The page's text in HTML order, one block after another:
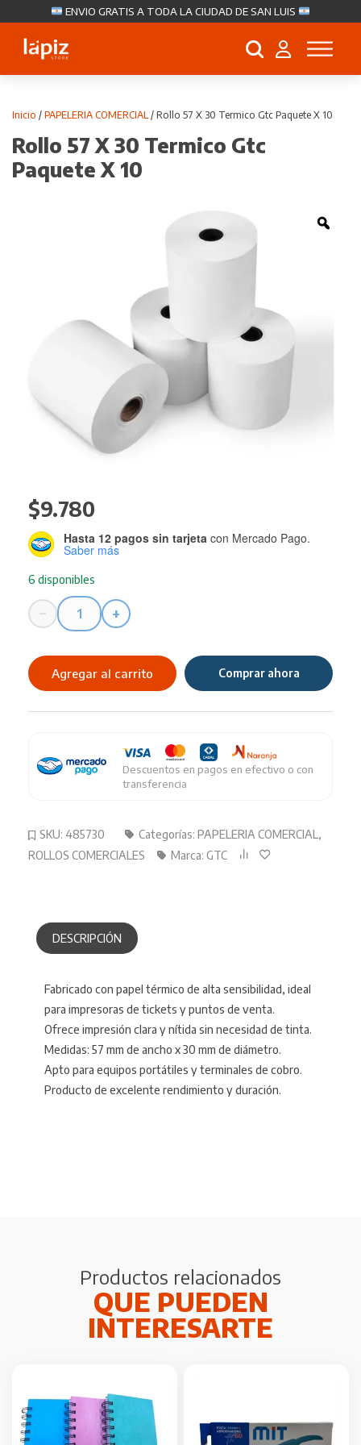
ENVIO GRATIS A TODA LA CIUDAD DE SAN LUIS
Búsqueda
Inicio / PAPELERIA COMERCIAL/ Rollo 57 X 30 Termico Gtc Paquete X 10
Rollo 57 X 30 Termico Gtc
Paquete X 10
$9.780
6 disponibles
Hasta 12 pagos sin tarjeta con Mercado Pago.
Saber más
−
Rollo
X
30
+
Agregar al carrito Comprar ahora
SKU: 485730 Categorías: PAPELERIA COMERCIAL ,
ROLLOS COMERCIALES
Marca: GTC
Descuentos en pagos en efectivo o con
transferencia
DESCRIPCIÓN
Fabricado con papel térmico de alta sensibilidad, ideal
para impresoras de tickets y puntos de venta.
Ofrece impresión clara y nítida sin necesidad de tinta.
Medidas: 57 mm de ancho x 30 mm de diámetro.
Apto para equipos portátiles y terminales de cobro.
Producto de excelente rendimiento y duración.
Productos relacionados
producto
tiene